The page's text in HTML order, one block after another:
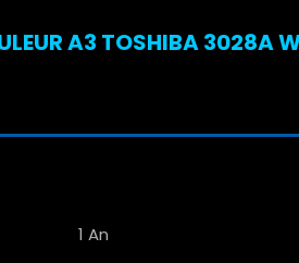
A3 TOSHIBA 3028A
1 An